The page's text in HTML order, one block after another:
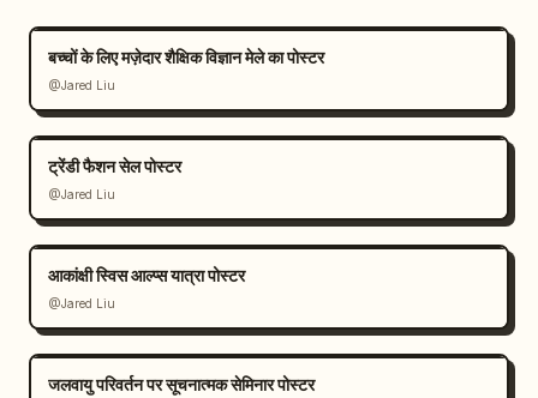
बच्चों के लिए मज़ेदार शैक्षिक विज्ञान मेले का पोस्टर
@Jared Liu
ट्रेंडी फैशन सेल पोस्टर
@Jared Liu
आकांक्षी स्विस आल्प्स यात्रा पोस्टर
@Jared Liu
जलवायु परिवर्तन पर सूचनात्मक सेमिनार पोस्टर